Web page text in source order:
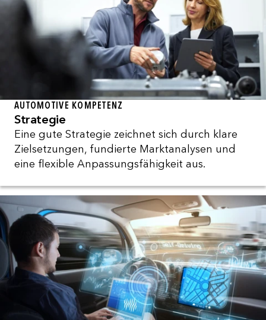
AUTOMOTIVE KOMPETENZ
Strategie
Eine gute Strategie zeichnet sich durch klare
Zielsetzungen, fundierte Marktanalysen und
eine flexible Anpassungsfähigkeit aus.